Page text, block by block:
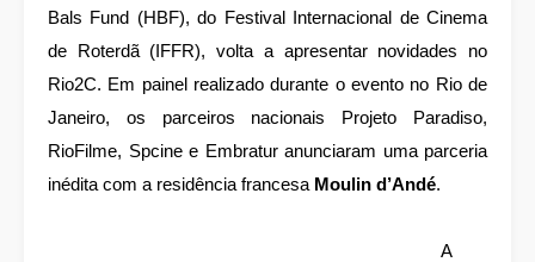
Bals Fund (HBF), do Festival Internacional de Cinema
de Roterdã (IFFR), volta a apresentar novidades no
Rio2C. Em painel realizado durante o evento no Rio de
Janeiro, os parceiros nacionais Projeto Paradiso,
RioFilme, Spcine e Embratur anunciaram uma parceria
inédita com a residência francesa Moulin d’Andé.
A